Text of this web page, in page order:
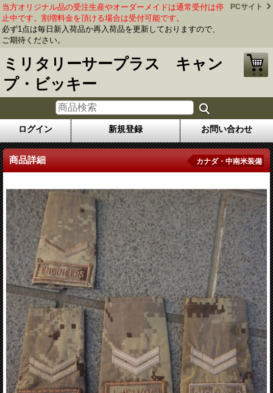
当方オリジナル品の受注生産やオーダーメイドは通常受付は停
止中です。割増料金を頂ける場合は受付可能です。
必ず1点は毎日新入荷品か再入荷品を更新しておりますので、
ご期待ください。
PCサイト
ミリタリーサープラス キャン
プ・ビッキー
ログイン 新規登録 お問い合わせ
商品詳細 カナダ・中南米装備